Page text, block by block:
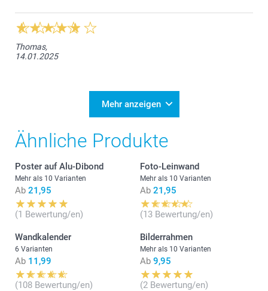
Thomas,
14.01.2025
Mehr anzeigen
Ähnliche Produkte
Poster auf Alu-Dibond
Mehr als 10 Varianten
Ab 21,95
(1 Bewertung/en)
Foto-Leinwand
Mehr als 10 Varianten
Ab 21,95
(13 Bewertung/en)
Wandkalender
6 Varianten
Ab 11,99
(108 Bewertung/en)
Bilderrahmen
Mehr als 10 Varianten
Ab 9,95
(2 Bewertung/en)